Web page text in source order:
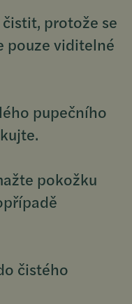
protože se
pouze viditelné
pupečního
pokožku
čistého